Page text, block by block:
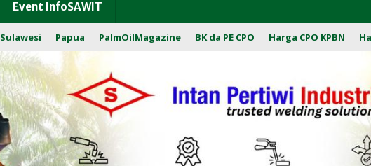
Event InfoSAWIT
Sulawesi Papua PalmOilMagazine BK da PE CPO Harga CPO KPBN